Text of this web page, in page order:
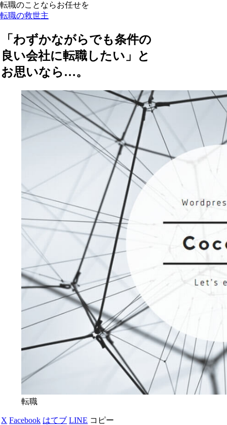
転職のことならお任せを
転職の救世主
「わずかながらでも条件の
良い会社に転職したい」と
お思いなら…。
転職
X Facebook はてブ LINE コピー